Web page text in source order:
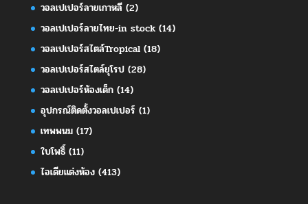
วอลเปเปอร์ลายเกาหลี(2)
วอลเปเปอร์ลายไทย-in stock(14)
วอลเปเปอร์สไตล์Tropical(18)
วอลเปเปอร์สไตล์ยุโรป(28)
วอลเปเปอร์ห้องเด็ก(14)
อุปกรณ์ติดตั้งวอลเปเปอร์ (1)
เทพพนม(17)
ใบโพธิ์(11)
ไอเดียแต่งห้อง(413)